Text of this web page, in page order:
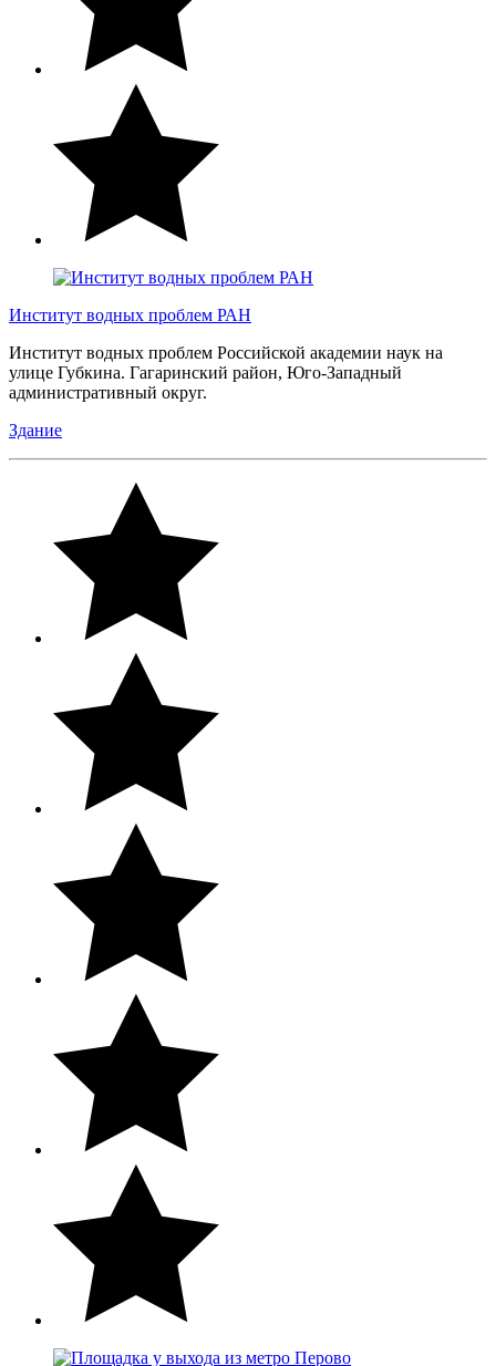
Институт водных проблем РАН
Институт водных проблем Российской академии наук на
улице Губкина. Гагаринский район, Юго-Западный
административный округ.
Здание